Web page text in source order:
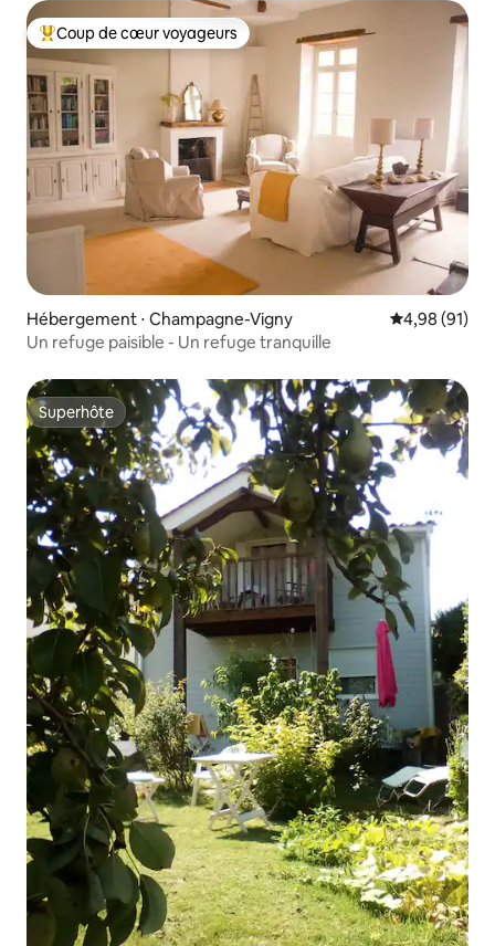
Coups de cœur voyageurs les plus appréciés
Coup de cœur voyageurs
Hébergement ⋅ Champagne-Vigny Évaluation
4,98 (91)
Un refuge paisible - Un refuge tranquille
Superhôte
Superhôte